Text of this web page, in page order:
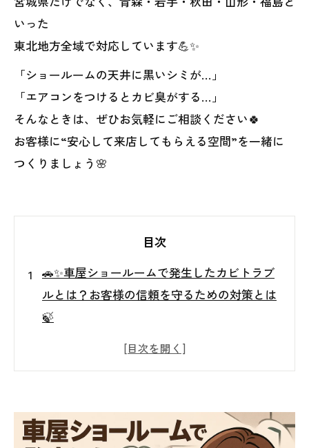
いった
東北地方全域で対応しています💪✨
「ショールームの天井に黒いシミが…」
「エアコンをつけるとカビ臭がする…」
そんなときは、ぜひお気軽にご相談ください🍀
お客様に“安心して来店してもらえる空間”を一緒に
つくりましょう🌸
目次
🚗✨車屋ショールームで発生したカビトラブ
ルとは？お客様の信頼を守るための対策とは
🍃
🚘 ショールームの“見えないカビ”が招くトラ
の？
🦠 カビ臭＝危険信号！？放置が招く健康リス